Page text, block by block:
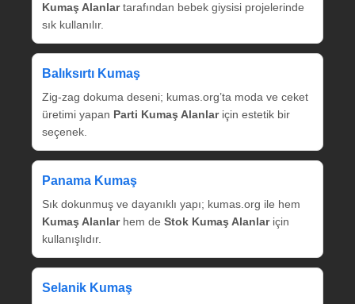
Kumaş Alanlartarafından bebek giysisi projelerinde
sık kullanılır.
Balıksırtı Kumaş
Zig‑zag dokuma deseni; kumas.org’ta moda ve ceket
üretimi yapan Parti Kumaş Alanlariçin estetik bir
seçenek.
Panama Kumaş
Sık dokunmuş ve dayanıklı yapı; kumas.org ile hem
Kumaş Alanlarhem de Stok Kumaş Alanlariçin
kullanışlıdır.
Selanik Kumaş